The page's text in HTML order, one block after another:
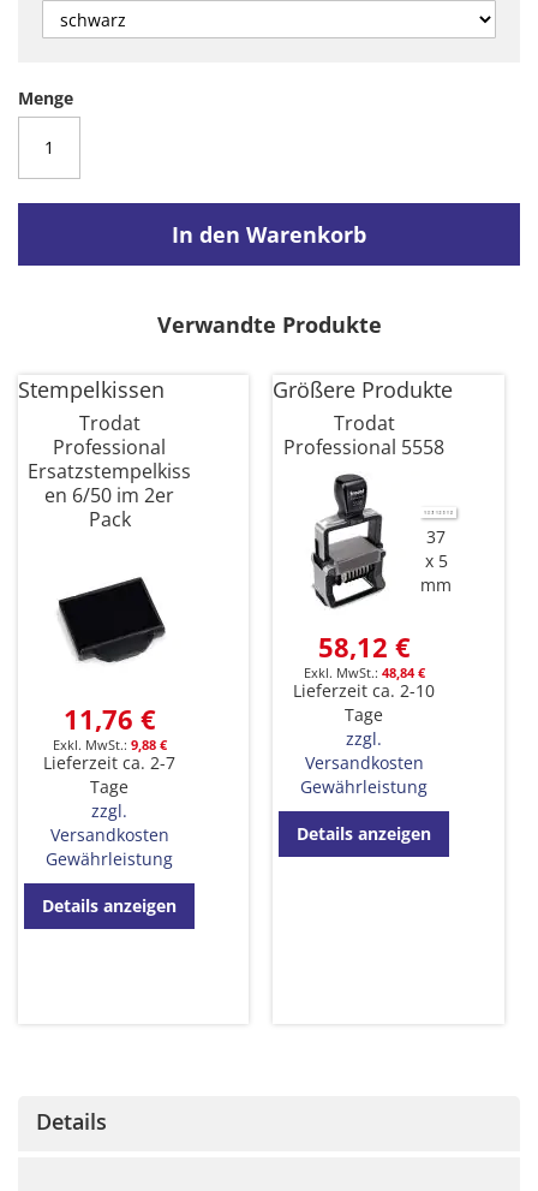
Menge
In den Warenkorb
Verwandte Produkte
Stempelkissen
Trodat
Professional
Ersatzstempelkiss
en 6/50 im 2er
Pack
11,76 €
9,88 €
Lieferzeit ca. 2-7
Tage
zzgl.
Versandkosten
Gewährleistung
Details anzeigen
Größere Produkte
Trodat
Professional 5558
37
x 5
mm
58,12 €
48,84 €
Lieferzeit ca. 2-10
Tage
zzgl.
Versandkosten
Gewährleistung
Details anzeigen
Details